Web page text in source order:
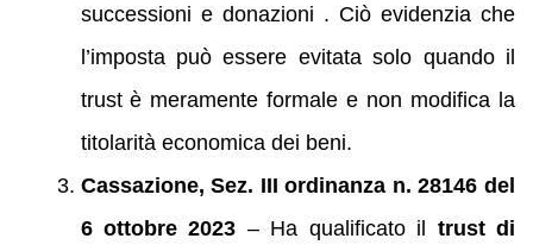
successioni e donazioni . Ciò evidenzia che
l’imposta può essere evitata solo quando il
trust è meramente formale e non modifica la
titolarità economica dei beni.
Cassazione, Sez. III ordinanza n. 28146 del
6 ottobre 2023 – Ha qualificato il trust di